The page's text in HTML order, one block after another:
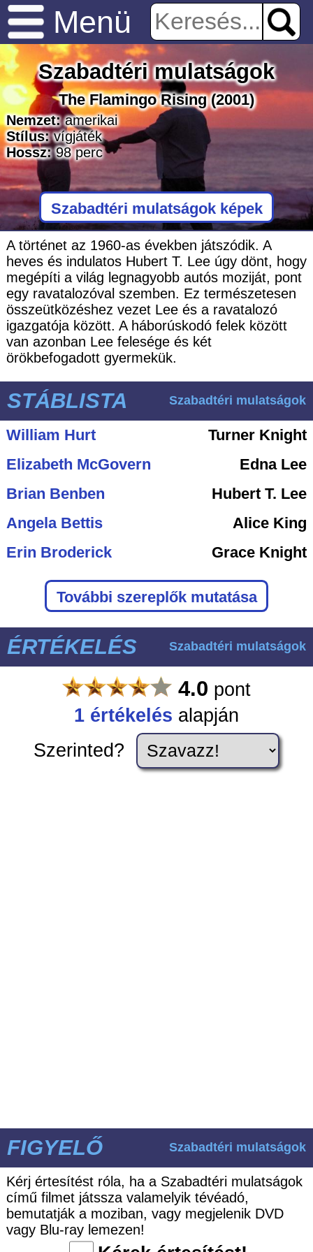
Menü
Szabadtéri mulatságok
The Flamingo Rising(2001)
Nemzet: amerikai
Stílus: vígjáték
Hossz: 98perc
Szabadtéri mulatságok képek
A történet az 1960-as években játszódik. A
heves és indulatos Hubert T. Lee úgy dönt, hogy
megépíti a világ legnagyobb autós moziját, pont
egy ravatalozóval szemben. Ez természetesen
összeütközéshez vezet Lee és a ravatalozó
igazgatója között. A háborúskodó felek között
van azonban Lee felesége és két
örökbefogadott gyermekük.
STÁBLISTA Szabadtéri mulatságok
William Hurt
Turner Knight
Elizabeth McGovern
Edna Lee
Brian Benben
Hubert T. Lee
Angela Bettis
Alice King
Erin Broderick
Grace Knight
További szereplők mutatása
ÉRTÉKELÉS Szabadtéri mulatságok
4.0 pont
1 értékelés alapján
Szerinted?
FIGYELŐ Szabadtéri mulatságok
Kérj értesítést róla, ha a Szabadtéri mulatságok
című filmet játssza valamelyik tévéadó,
bemutatják a moziban, vagy megjelenik DVD
vagy Blu-ray lemezen!